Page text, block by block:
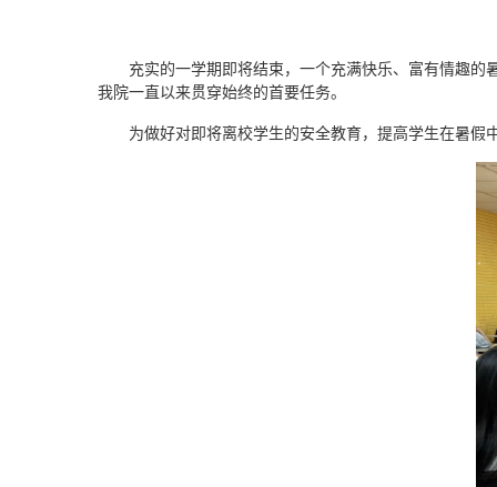
充实的一学期即将结束，一个充满快乐、富有情趣的
我院一直以来贯穿始终的首要任务。
为做好对即将离校学生的安全教育，提高学生在暑假中